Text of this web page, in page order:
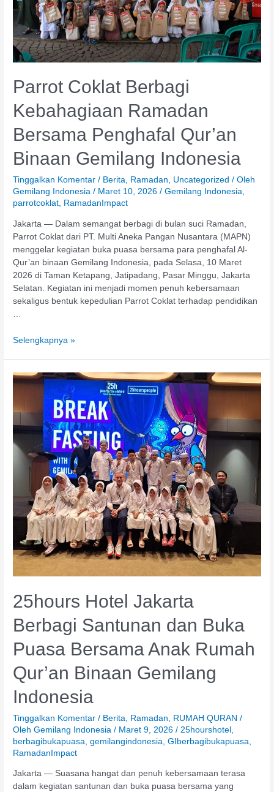
Parrot Coklat Berbagi
Kebahagiaan Ramadan
Bersama Penghafal Qur’an
Binaan Gemilang Indonesia
Tinggalkan Komentar / Berita, Ramadan, Uncategorized / Oleh
Gemilang Indonesia/ Maret 10, 2026/Gemilang Indonesia,
parrotcoklat, RamadanImpact
Jakarta — Dalam semangat berbagi di bulan suci Ramadan,
Parrot Coklat dari PT. Multi Aneka Pangan Nusantara (MAPN)
menggelar kegiatan buka puasa bersama para penghafal Al-
Qur’an binaan Gemilang Indonesia, pada Selasa, 10 Maret
2026 di Taman Ketapang, Jatipadang, Pasar Minggu, Jakarta
Selatan. Kegiatan ini menjadi momen penuh kebersamaan
sekaligus bentuk kepedulian Parrot Coklat terhadap pendidikan
Binaan
Gemilang
Indonesia
Selengkapnya »
25hours Hotel Jakarta
Berbagi Santunan dan Buka
Puasa Bersama Anak Rumah
Qur’an Binaan Gemilang
Indonesia
Tinggalkan Komentar / Berita Ramadan RUMAH QURAN /
OlehGemilang Indonesia/ Maret 9, 2026/ 25hourshotel
berbagibukapuasa ,gemilangindonesia ,GIberbagibukapuasa
RamadanImpact
Jakarta — Suasana hangat dan penuh kebersamaan terasa
dalam kegiatan santunan dan buka puasa bersama yang
25hours
Santunan
dan
Buka
Puasa
Bersama
Anak
Rumah
Qur’an
Binaan
Gemilang
Indonesia